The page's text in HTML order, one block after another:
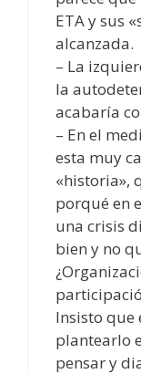
ETA y sus
alcanzada.
– La
la
acabaría
– En el
esta muy
«historia»,
porqué en
una crisis
bien y no
Insisto que
plantearlo
pensar y